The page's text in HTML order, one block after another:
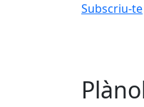
Subscriu-te